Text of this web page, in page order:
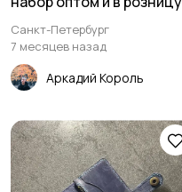
Санкт-Петербург
7 месяцев назад
Аркадий Король